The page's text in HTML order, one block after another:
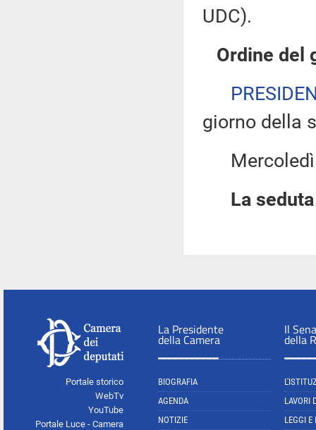
UDC).
Ordine del
giorno della
Mercoledì
La
Portale storico
WebTv
YouTube
Portale Luce - Camera
La Presidente
della Camera
BIOGRAFIA
AGENDA
NOTIZIE
Il
della
LAVORI
LEGGI E